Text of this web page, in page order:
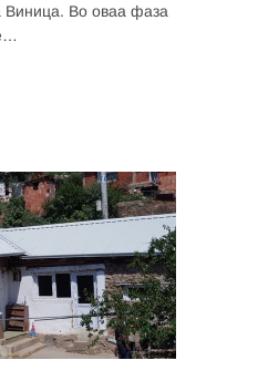
Виница. Во оваа фаза